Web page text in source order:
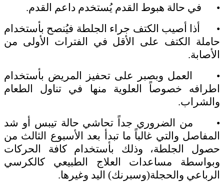
• في حالة هبوط القدم يُستخدم داعم القدم.
• أذا أصيب الكتف جراء الجلطة فيُنصح بأستخدام
حاملة الكتف على الأقل في الفترات الأولى من
الأصابة.
• العمل وبصبر على تحفيز المريض بأستخدام
اطرافه خصوصاً العلوية منها في تناول الطعام
والشراب.
• من الضروري جداً تحاشي حالة تيبس أو شد
المفاصل والتي غالباً ما تبدأ بعد الأسبوع الثالث من
حصول الجلطة، وذلك بأستخدام كافة الحركات
وبواسطة مساعدات العلاج الطبيعي كالكرسي
الرباعي والحجلة(وسبرنك) اليد وغيرها.